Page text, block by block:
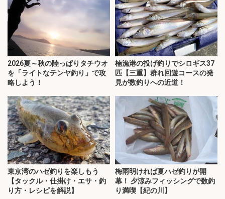
2026夏～秋の陸っぱりタチウオ
を「ライトなテンヤ釣り」で攻
略しよう！
楠漁港の投げ釣りでシロギス37
匹【三重】群れ回遊コースの発
見が数釣りへの近道！
東京湾のハゼ釣りを楽しもう
【タックル・仕掛け・エサ・釣
り方・レシピを解説】
梅雨明ければ夏ハゼ釣りが開
幕！ 夕涼みフィッシングで数釣
り満喫【紀の川】